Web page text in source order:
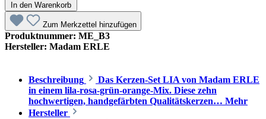
In den Warenkorb
Zum Merkzettel hinzufügen
Produktnummer: ME_B3
Hersteller: Madam ERLE
Beschreibung
Das Kerzen-Set LIA von Madam ERLE
in einem lila-rosa-grün-orange-Mix. Diese zehn
hochwertigen, handgefärbten Qualitätskerzen… Mehr
Hersteller